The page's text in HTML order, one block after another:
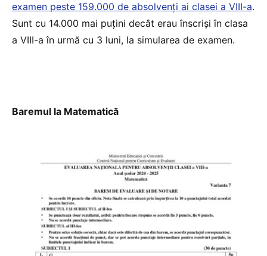
examen peste 159.000 de absolvenți ai clasei a VIII-a.
Sunt cu 14.000 mai puțini decât erau înscriși în clasa
a VIII-a în urmă cu 3 luni, la simularea de examen.
Baremul la Matematică